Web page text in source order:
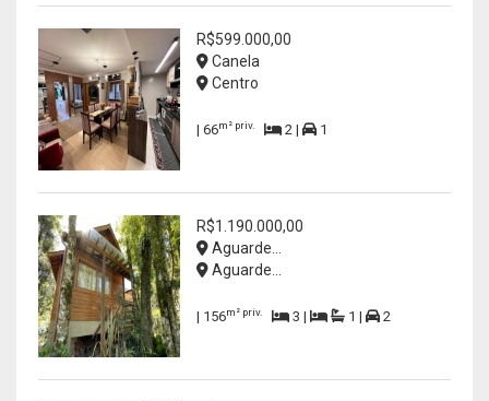
R$599.000,00
Canela
Centro
| 66m² priv. 2 | 1
R$1.190.000,00
Aguarde...
Aguarde...
| 156m² priv. 3 | 1 | 2